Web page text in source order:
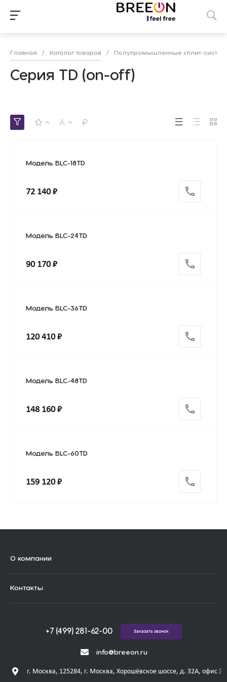
Главная / Каталог товаров / Полупромышленные сплит-
Серия TD (on-off)
Модель BLC-18TD
72 140 ₽
Модель BLC-24TD
90 170 ₽
Модель BLC-36TD
120 410 ₽
Модель BLC-48TD
148 160 ₽
Модель BLC-60TD
159 120 ₽
О компании
Контакты
info@breeon.ru
+7 (499) 281-62-00
г. Москва, 125284, г. Москва, Хорошёвское шоссе, д. 32А, офис
Заказать звонок